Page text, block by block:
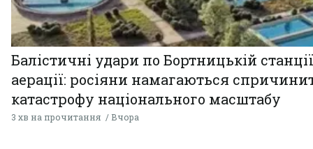
Балістичні удари по Бортницькій станції
аерації: росіяни намагаються
катастрофу національного масштабу
3 хв на прочитання Вчора